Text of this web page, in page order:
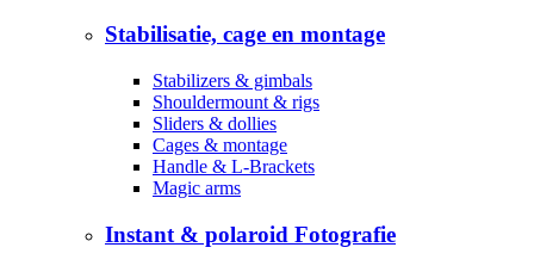
Stabilisatie, cage en montage
Stabilizers & gimbals
Shouldermount & rigs
Sliders & dollies
Cages & montage
Handle & L-Brackets
Magic arms
Instant & polaroid Fotografie